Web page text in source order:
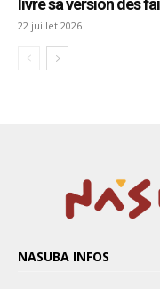
NASUBA INFOS